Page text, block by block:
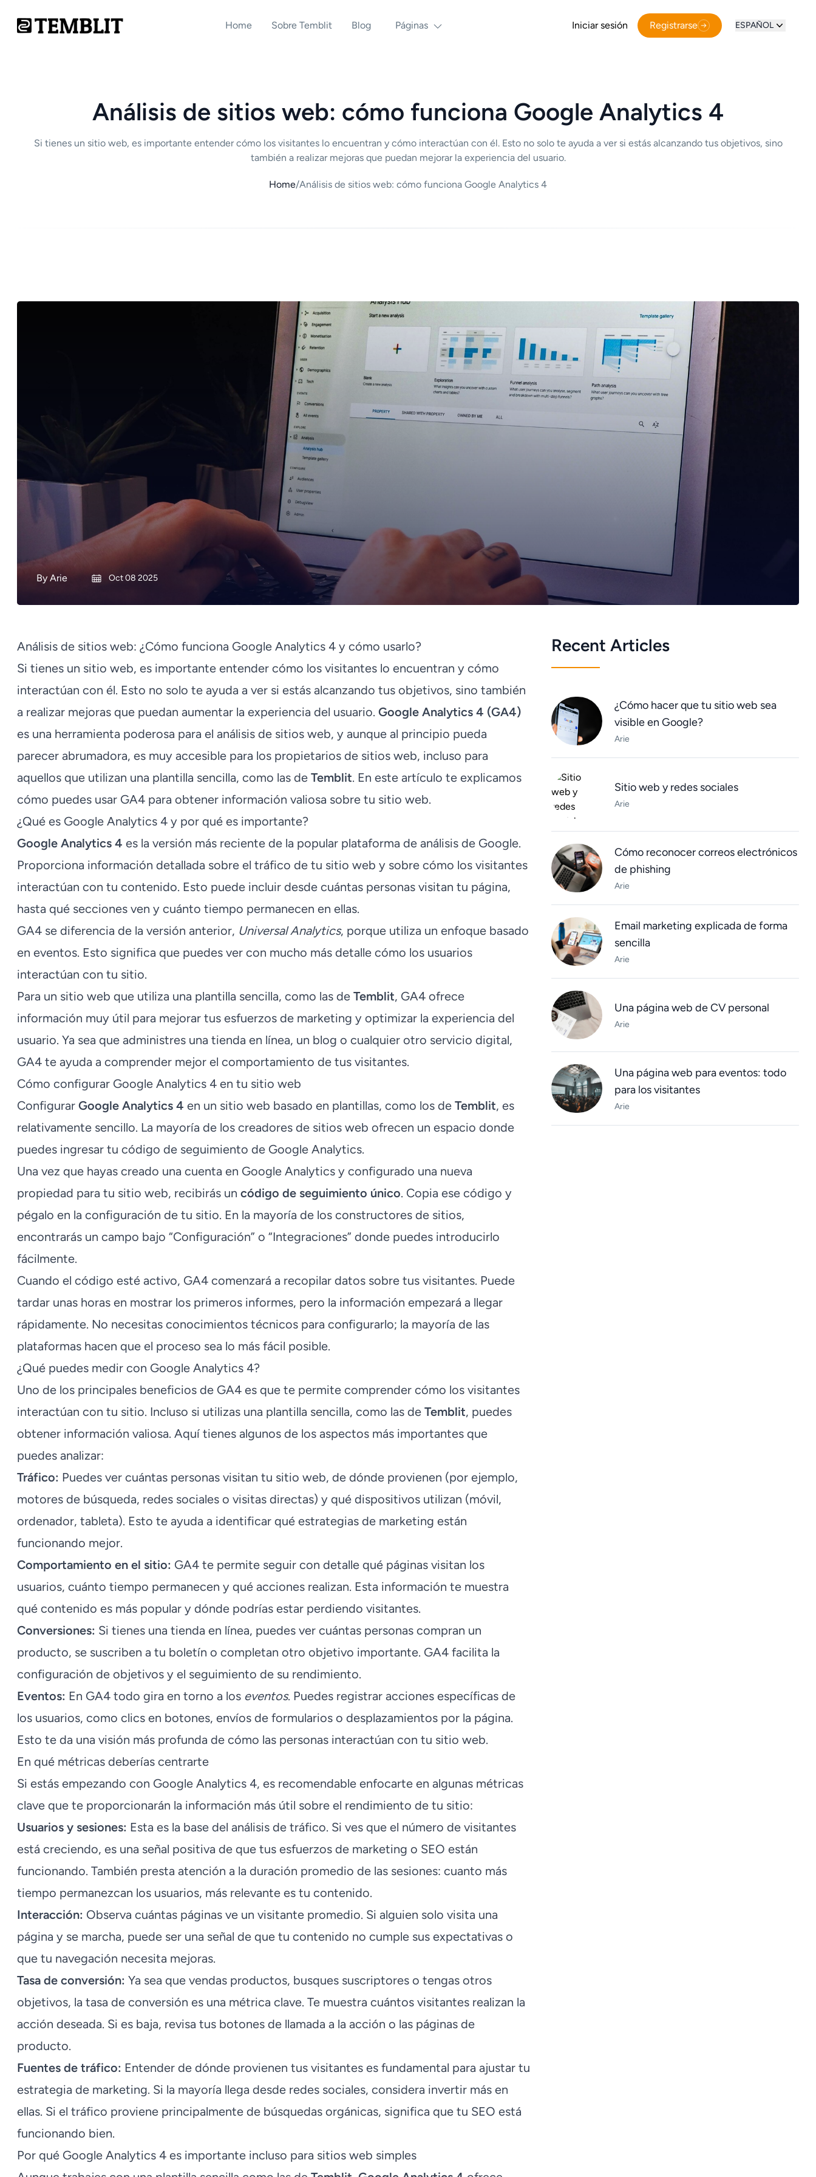
Home Sobre Temblit Blog Páginas Iniciar sesión Registrarse ESPAÑOL
Análisis de sitios web: cómo funciona Google Analytics 4
Si tienes un sitio web, es importante entender cómo los visitantes lo encuentran y cómo interactúan con él. Esto no solo te ayuda a ver si estás alcanzando tus objetivos, sino
también a realizar mejoras que puedan mejorar la experiencia del usuario.
Home/Análisis de sitios web: cómo funciona Google Analytics 4
ByArie Oct 08 2025
Análisis de sitios web: ¿Cómo funciona Google Analytics 4 y cómo usarlo?
Si tienes un sitio web, es importante entender cómo los visitantes lo encuentran y cómo
interactúan con él. Esto no solo te ayuda a ver si estás alcanzando tus objetivos, sino también
a realizar mejoras que puedan aumentar la experiencia del usuario. Google Analytics 4 (GA4)
es una herramienta poderosa para el análisis de sitios web, y aunque al principio pueda
parecer abrumadora, es muy accesible para los propietarios de sitios web, incluso para
aquellos que utilizan una plantilla sencilla, como las de Temblit. En este artículo te explicamos
cómo puedes usar GA4 para obtener información valiosa sobre tu sitio web.
¿Qué es Google Analytics 4 y por qué es importante?
Google Analytics 4 es la versión más reciente de la popular plataforma de análisis de Google.
Proporciona información detallada sobre el tráfico de tu sitio web y sobre cómo los visitantes
interactúan con tu contenido. Esto puede incluir desde cuántas personas visitan tu página,
hasta qué secciones ven y cuánto tiempo permanecen en ellas.
GA4 se diferencia de la versión anterior, Universal Analytics, porque utiliza un enfoque basado
en eventos. Esto significa que puedes ver con mucho más detalle cómo los usuarios
interactúan con tu sitio.
Para un sitio web que utiliza una plantilla sencilla, como las de Temblit, GA4 ofrece
información muy útil para mejorar tus esfuerzos de marketing y optimizar la experiencia del
usuario. Ya sea que administres una tienda en línea, un blog o cualquier otro servicio digital,
GA4 te ayuda a comprender mejor el comportamiento de tus visitantes.
Cómo configurar Google Analytics 4 en tu sitio web
Configurar Google Analytics 4 en un sitio web basado en plantillas, como los de Temblit, es
relativamente sencillo. La mayoría de los creadores de sitios web ofrecen un espacio donde
puedes ingresar tu código de seguimiento de Google Analytics.
Una vez que hayas creado una cuenta en Google Analytics y configurado una nueva
propiedad para tu sitio web, recibirás un código de seguimiento único. Copia ese código y
pégalo en la configuración de tu sitio. En la mayoría de los constructores de sitios,
encontrarás un campo bajo “Configuración” o “Integraciones” donde puedes introducirlo
fácilmente.
Cuando el código esté activo, GA4 comenzará a recopilar datos sobre tus visitantes. Puede
tardar unas horas en mostrar los primeros informes, pero la información empezará a llegar
rápidamente. No necesitas conocimientos técnicos para configurarlo; la mayoría de las
plataformas hacen que el proceso sea lo más fácil posible.
¿Qué puedes medir con Google Analytics 4?
Uno de los principales beneficios de GA4 es que te permite comprender cómo los visitantes
interactúan con tu sitio. Incluso si utilizas una plantilla sencilla, como las de Temblit, puedes
obtener información valiosa. Aquí tienes algunos de los aspectos más importantes que
puedes analizar:
Tráfico: Puedes ver cuántas personas visitan tu sitio web, de dónde provienen (por ejemplo,
motores de búsqueda, redes sociales o visitas directas) y qué dispositivos utilizan (móvil,
ordenador, tableta). Esto te ayuda a identificar qué estrategias de marketing están
funcionando mejor.
Comportamiento en el sitio: GA4 te permite seguir con detalle qué páginas visitan los
usuarios, cuánto tiempo permanecen y qué acciones realizan. Esta información te muestra
qué contenido es más popular y dónde podrías estar perdiendo visitantes.
Conversiones: Si tienes una tienda en línea, puedes ver cuántas personas compran un
producto, se suscriben a tu boletín o completan otro objetivo importante. GA4 facilita la
configuración de objetivos y el seguimiento de su rendimiento.
Eventos: En GA4 todo gira en torno a los eventos. Puedes registrar acciones específicas de
los usuarios, como clics en botones, envíos de formularios o desplazamientos por la página.
Esto te da una visión más profunda de cómo las personas interactúan con tu sitio web.
En qué métricas deberías centrarte
Si estás empezando con Google Analytics 4, es recomendable enfocarte en algunas métricas
clave que te proporcionarán la información más útil sobre el rendimiento de tu sitio:
Usuarios y sesiones: Esta es la base del análisis de tráfico. Si ves que el número de visitantes
está creciendo, es una señal positiva de que tus esfuerzos de marketing o SEO están
funcionando. También presta atención a la duración promedio de las sesiones: cuanto más
tiempo permanezcan los usuarios, más relevante es tu contenido.
Interacción: Observa cuántas páginas ve un visitante promedio. Si alguien solo visita una
página y se marcha, puede ser una señal de que tu contenido no cumple sus expectativas o
que tu navegación necesita mejoras.
Tasa de conversión: Ya sea que vendas productos, busques suscriptores o tengas otros
objetivos, la tasa de conversión es una métrica clave. Te muestra cuántos visitantes realizan la
acción deseada. Si es baja, revisa tus botones de llamada a la acción o las páginas de
producto.
Fuentes de tráfico: Entender de dónde provienen tus visitantes es fundamental para ajustar tu
estrategia de marketing. Si la mayoría llega desde redes sociales, considera invertir más en
ellas. Si el tráfico proviene principalmente de búsquedas orgánicas, significa que tu SEO está
funcionando bien.
Por qué Google Analytics 4 es importante incluso para sitios web simples
Recent Articles
¿Cómo hacer que tu sitio web sea
visible en Google?
Arie
Sitio web y redes sociales
Arie
Cómo reconocer correos electrónicos
de phishing
Arie
Email marketing explicada de forma
sencilla
Arie
Una página web de CV personal
Arie
Una página web para eventos: todo
para los visitantes
Arie